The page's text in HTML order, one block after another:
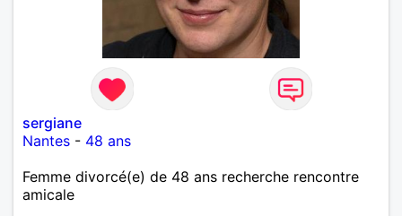
sergiane
Nantes - 48 ans
Femme divorcé(e) de 48 ans recherche rencontre
amicale